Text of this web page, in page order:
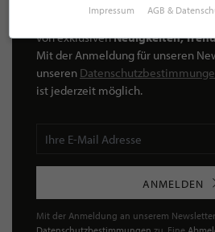
unseren STILPUNKTE®-Newsletter
von exklusivenNeuigkeiten,
Mit der Anmeldung für unseren
unseren
ist jederzeit möglich.
ANMELDEN
Mit der Anmeldung an unserem
Impressum AGB &